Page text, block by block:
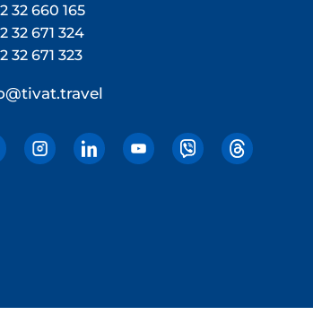
32 660 165
32 671 324
32 671 323